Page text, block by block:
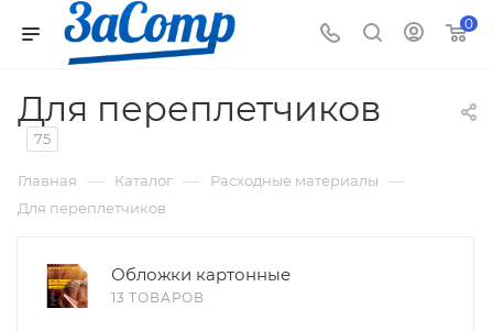
0
Для переплетчиков
75
Главная — Каталог — Расходные материалы —
Для переплетчиков
Обложки картонные
13 ТОВАРОВ